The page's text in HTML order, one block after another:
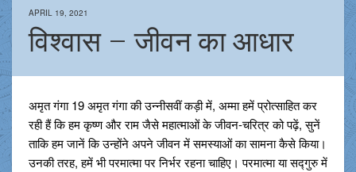
APRIL 19, 2021
विश्वास – जीवन का आधार
अमृत गंगा 19 अमृत गंगा की उन्नीसवीं कड़ी में, अम्मा हमें प्रोत्साहित कर
रही हैं कि हम कृष्ण और राम जैसे महात्माओं के जीवन-चरित्र को पढ़ें, सुनें
ताकि हम जानें कि उन्होंने अपने जीवन में समस्याओं का सामना कैसे किया।
उनकी तरह, हमें भी परमात्मा पर निर्भर रहना चाहिए। परमात्मा या सद्गुरु में